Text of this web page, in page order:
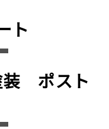
ト
装 ポスト